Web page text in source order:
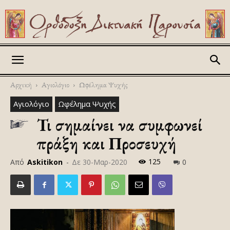
Αρχική Αγιολόγιο Ωφέλημα Ψυχής
Αγιολόγιο Ωφέλημα Ψυχής
Τι σημαίνει να συμφωνεί
πράξη και Προσευχή
Από Askitikon - Δε 30-Μαρ-2020 125 0